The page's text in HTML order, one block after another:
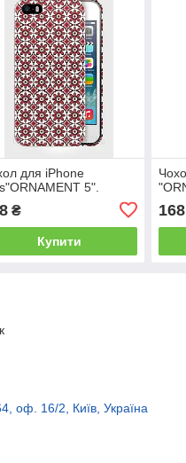
для iPhone
5".
₴
Купити
168
оф. 16/2, Київ, Україна